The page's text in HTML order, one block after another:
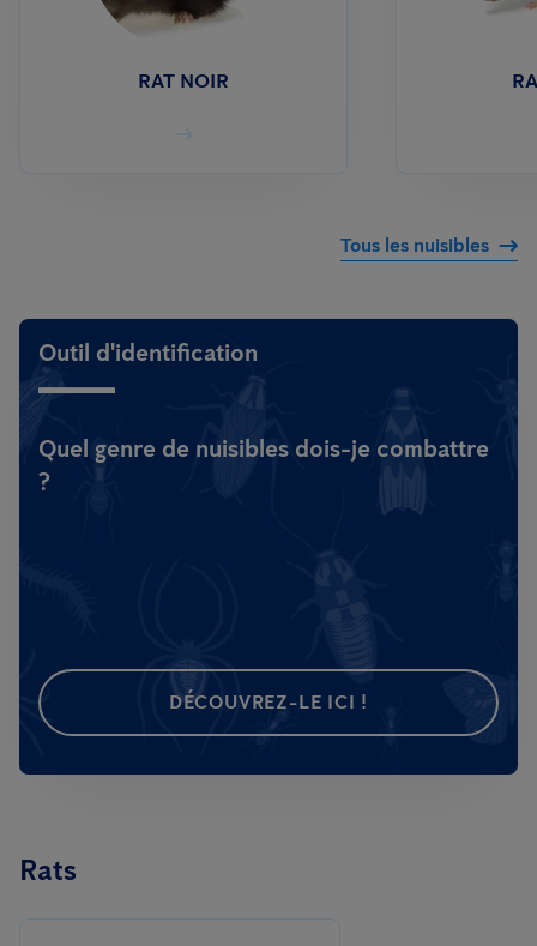
RAT NOIR
Tous les nuisibles
Outil d'identification
Quel genre de nuisibles dois-je combattre
?
DÉCOUVREZ-LE ICI !
Rats